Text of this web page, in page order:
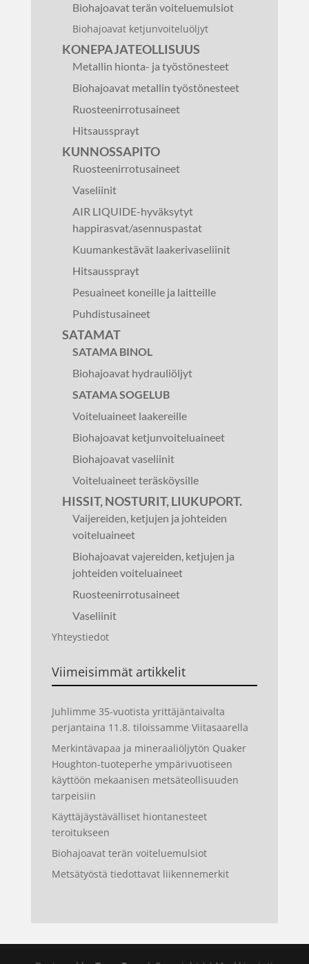
Biohajoavat terän voiteluemulsiot
Biohajoavat ketjunvoiteluöljyt
KONEPAJATEOLLISUUS
Metallin hionta- ja työstönesteet
Biohajoavat metallin työstönesteet
Ruosteenirrotusaineet
Hitsaussprayt
KUNNOSSAPITO
Ruosteenirrotusaineet
Vaseliinit
AIR LIQUIDE-hyväksytyt
happirasvat/asennuspastat
Kuumankestävät laakerivaseliinit
Hitsaussprayt
Pesuaineet koneille ja laitteille
Puhdistusaineet
SATAMAT
SATAMA BINOL
Biohajoavat hydrauliöljyt
SATAMA SOGELUB
Voiteluaineet laakereille
Biohajoavat ketjunvoiteluaineet
Biohajoavat vaseliinit
Voiteluaineet teräsköysille
HISSIT, NOSTURIT, LIUKUPORT.
Vaijereiden, ketjujen ja johteiden
voiteluaineet
Biohajoavat vajereiden, ketjujen ja
johteiden voiteluaineet
Ruosteenirrotusaineet
Vaseliinit
Yhteystiedot
Viimeisimmät artikkelit
Juhlimme 35-vuotista yrittäjäntaivalta
perjantaina 11.8. tiloissamme Viitasaarella
Merkintävapaa ja mineraaliöljytön Quaker
Houghton-tuoteperhe ympärivuotiseen
käyttöön mekaanisen metsäteollisuuden
tarpeisiin
Käyttäjäystävälliset hiontanesteet
teroitukseen
Biohajoavat terän voiteluemulsiot
Metsätyöstä tiedottavat liikennemerkit